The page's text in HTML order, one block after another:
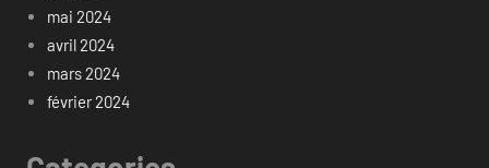
mai 2024
avril 2024
mars 2024
février 2024